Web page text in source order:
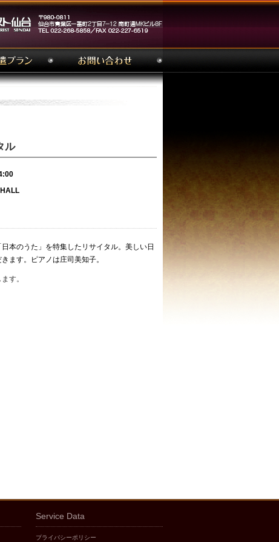
ル
本のうた」を特集したリサイタル。美しい日
ます。ピアノは庄司美知子。
す。
Service Data
プライバシーポリシー